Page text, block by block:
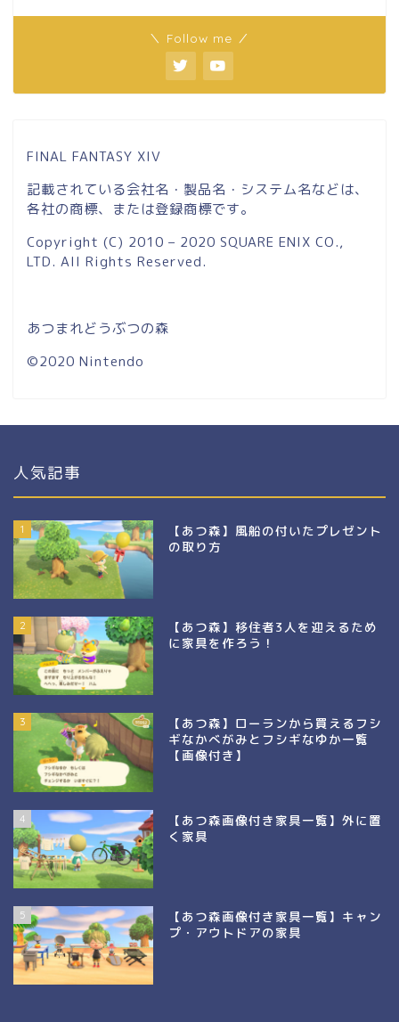
＼ Follow me ／
FINAL FANTASY XIV
記載されている会社名・製品名・システム名などは、
各社の商標、または登録商標です。
Copyright (C) 2010 – 2020 SQUARE ENIX CO.,
LTD. All Rights Reserved.
あつまれどうぶつの森
©2020 Nintendo
人気記事
1
【あつ森】風船の付いたプレゼント
の取り方
2
【あつ森】移住者3人を迎えるため
に家具を作ろう！
3
【あつ森】ローランから買えるフシ
ギなかべがみとフシギなゆか一覧
【画像付き】
4
【あつ森画像付き家具一覧】外に置
く家具
5
【あつ森画像付き家具一覧】キャン
プ・アウトドアの家具